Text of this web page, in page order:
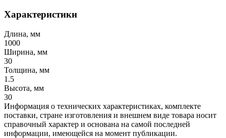
Характеристики
Длина, мм
1000
Ширина, мм
30
Толщина, мм
1.5
Высота, мм
30
Информация о технических характеристиках, комплекте
поставки, стране изготовления и внешнем виде товара носит
справочный характер и основана на самой последней
информации, имеющейся на момент публикации.